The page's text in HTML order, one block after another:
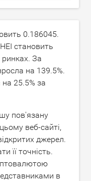
0.186045.
становить
ринках. За
на 139.5%.
на 25.5% за
пов'язану
веб-сайті,
джерел.
її точність.
в